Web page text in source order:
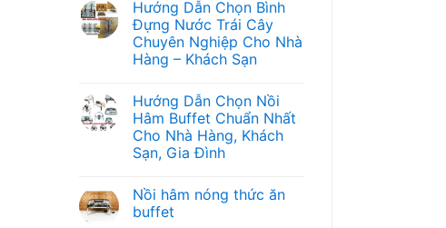
bình
luận
ở
Đĩa
Đá
Tròn
66003:
Nâng
Tầm
Trải
Nghiệm
Ẩm
Nghệ
Thuật
Trang
Hướng Dẫn Chọn Bình
Đựng Nước Trái Cây
Chuyên Nghiệp Cho Nhà
Hàng – Khách Sạn
bình
luận
ở
Hướng
Dẫn
Chọn
Nước
Trái
Cây
Hướng Dẫn Chọn Nồi
Hâm Buffet Chuẩn Nhất
Cho Nhà Hàng, Khách
Sạn, Gia Đình
bình
luận
ở
Nồi hâm nóng thức ăn
buffet